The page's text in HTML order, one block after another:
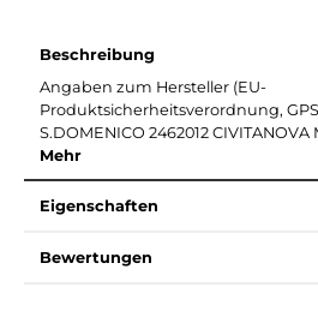
Beschreibung
Angaben zum Hersteller (EU-
Produktsicherheitsverordnung,
S.DOMENICO 2462012
Mehr
Eigenschaften
Bewertungen